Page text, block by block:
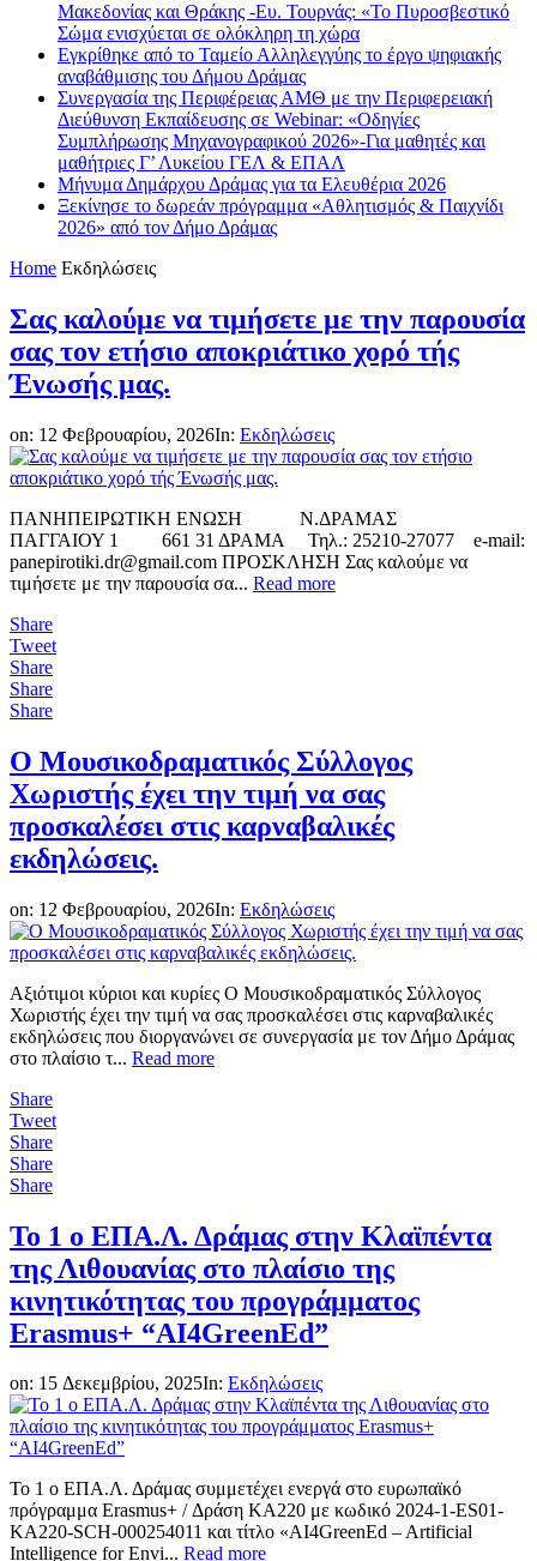
Μακεδονίας και Θράκης -Ευ. Τουρνάς: «Το Πυροσβεστικό
Σώμα ενισχύεται σε ολόκληρη τη χώρα
Εγκρίθηκε από το Ταμείο Αλληλεγγύης το έργο ψηφιακής
αναβάθμισης του Δήμου Δράμας
Συνεργασία της Περιφέρειας ΑΜΘ με την Περιφερειακή
Διεύθυνση Εκπαίδευσης σε Webinar: «Οδηγίες
Συμπλήρωσης Μηχανογραφικού 2026»-Για μαθητές και
μαθήτριες Γ’ Λυκείου ΓΕΛ & ΕΠΑΛ
Μήνυμα Δημάρχου Δράμας για τα Ελευθέρια 2026
Ξεκίνησε το δωρεάν πρόγραμμα «Αθλητισμός & Παιχνίδι
2026» από τον Δήμο Δράμας
Home Εκδηλώσεις
Σας καλούμε να τιμήσετε με την παρουσία
σας τον ετήσιο αποκριάτικο χορό τής
Ένωσής μας.
on: 12 Φεβρουαρίου, 2026In: Εκδηλώσεις
ΠΑΝΗΠΕΙΡΩΤΙΚΗ ΕΝΩΣΗ Ν.ΔΡΑΜΑΣ
ΠΑΓΓΑΙΟΥ 1 661 31 ΔΡΑΜΑ Τηλ.: 25210-27077 e-mail:
panepirotiki.dr@gmail.com ΠΡΟΣΚΛΗΣΗ Σας καλούμε να
τιμήσετε με την παρουσία σα... Read more
Share
Tweet
Share
Share
Share
Ο Μουσικοδραματικός Σύλλογος
Χωριστής έχει την τιμή να σας
προσκαλέσει στις καρναβαλικές
εκδηλώσεις.
on: 12 Φεβρουαρίου, 2026In: Εκδηλώσεις
Αξιότιμοι κύριοι και κυρίες Ο Μουσικοδραματικός Σύλλογος
Χωριστής έχει την τιμή να σας προσκαλέσει στις καρναβαλικές
εκδηλώσεις που διοργανώνει σε συνεργασία με τον Δήμο Δράμας
στο πλαίσιο τ... Read more
Share
Tweet
Share
Share
Share
Το 1 ο ΕΠΑ.Λ. Δράμας στην Κλαϊπέντα
της Λιθουανίας στο πλαίσιο της
κινητικότητας του προγράμματος
Erasmus+ “AI4GreenEd”
on: 15 Δεκεμβρίου, 2025In: Εκδηλώσεις
Το 1 ο ΕΠΑ.Λ. Δράμας συμμετέχει ενεργά στο ευρωπαϊκό
πρόγραμμα Erasmus+ / Δράση ΚΑ220 με κωδικό 2024-1-ES01-
KA220-SCH-000254011 και τίτλο «AI4GreenEd – Artificial
Intelligence for Envi... Read more